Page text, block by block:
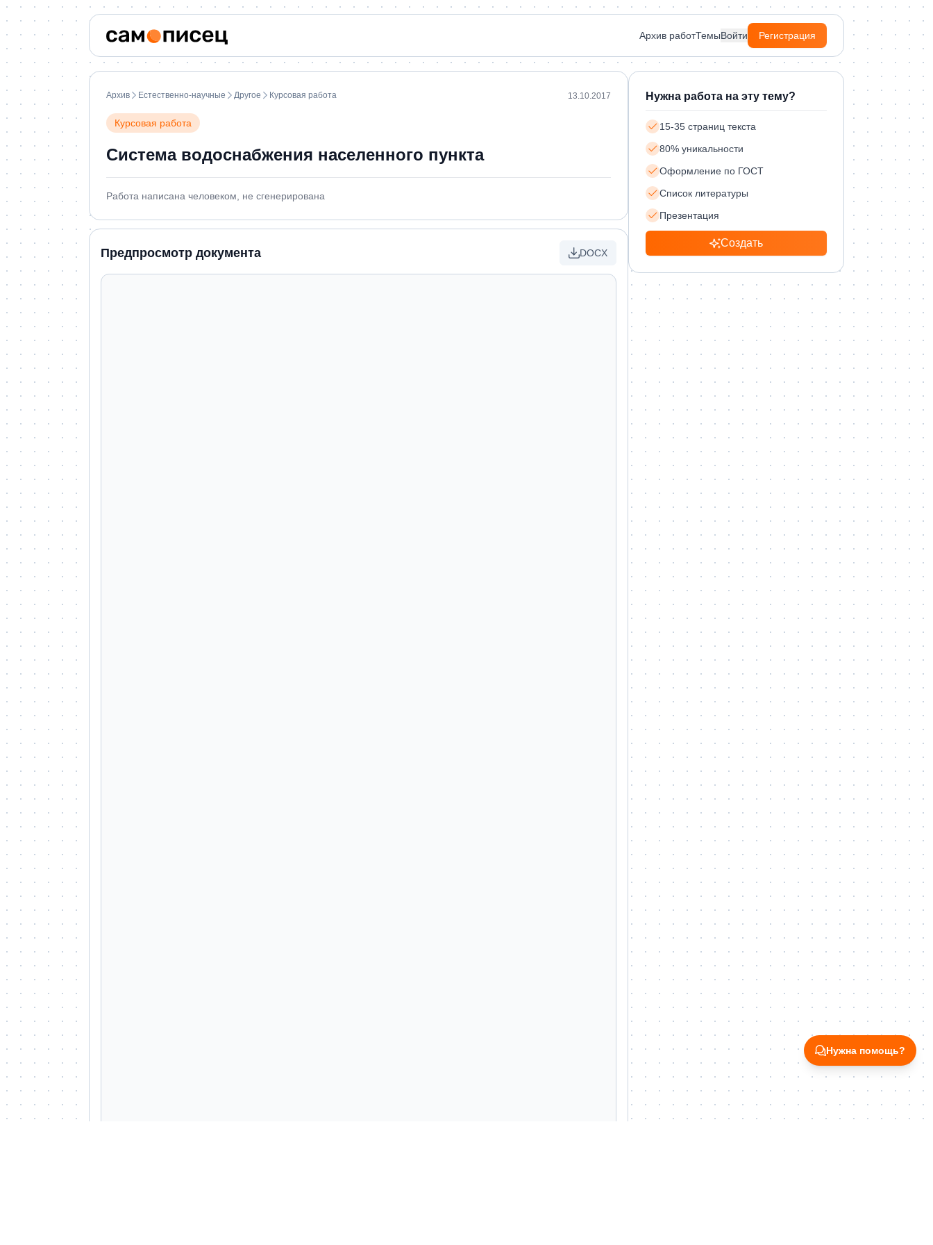
Архив работТемыВойти Регистрация
Архив Естественно-научные Другое Курсовая работа 13.10.2017
Курсовая работа
Система водоснабжения населенного пункта
Работа написана человеком, не сгенерирована
Предпросмотр документа DOCX
Нужна работа на эту тему?
15-35 страниц текста
80% уникальности
Оформление по ГОСТ
Список литературы
Презентация
Создать
Нужна помощь?